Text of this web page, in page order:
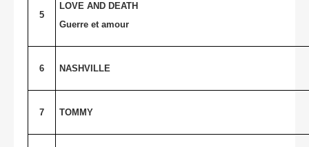
5
LOVE AND DEATH
Guerre et amour
6 NASHVILLE
7 TOMMY